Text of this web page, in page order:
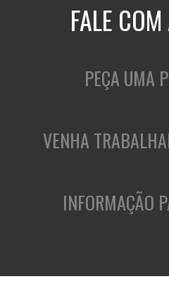
FALE
PEÇA UMA
VENHA
INFORMAÇÃO